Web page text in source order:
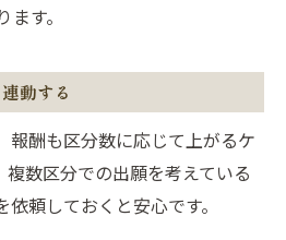
す。
動する
報酬も区分数に応じて上がるケ
数区分での出願を考えている
頼しておくと安心です。